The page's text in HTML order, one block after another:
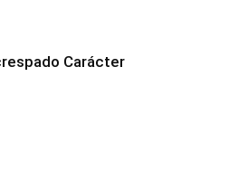
Carácter